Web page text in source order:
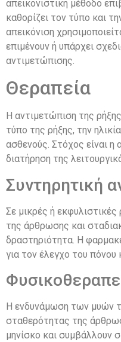
απεικονιστική μέθοδο
καθορίζει τον τύπο και
απεικόνιση
επιμένουν ή υπάρχει
αντιμετώπισης.
Θεραπεία
Η αντιμετώπιση της
τύπο της ρήξης, την
ασθενούς. Στόχος είναι η
διατήρηση της
Συντηρητική
Σε μικρές ή
της άρθρωσης και
δραστηριότητα. Η
για τον έλεγχο του πόνου
Η ενδυνάμωση των μυών
σταθερότητας της
μηνίσκο και συμβάλλουν